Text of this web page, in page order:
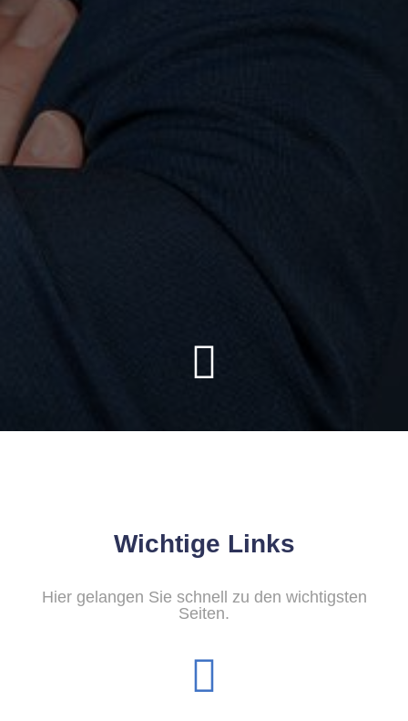
Wichtige Links
Hier gelangen Sie schnell zu den wichtigsten
Seiten.